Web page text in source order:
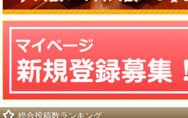
総合投稿数ランキング